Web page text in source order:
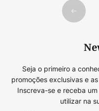
Anterior
Seja o primeiro a
promoções exclusivas e
Inscreva-se e receba um
utilizar na